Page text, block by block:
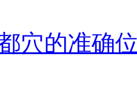
穴的准确